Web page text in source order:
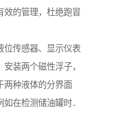
效的管理，杜绝跑冒
位传感器、显示仪表
装两个磁性浮子，
两种液体的分界面
在检测储油罐时．